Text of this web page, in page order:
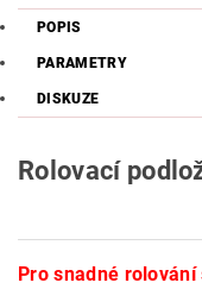
POPIS
PARAMETRY
DISKUZE
Rolovací
Pro snadné